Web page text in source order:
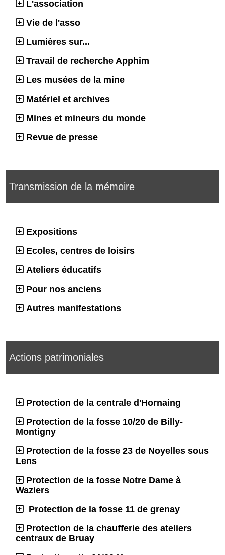
L'association
Vie de l'asso
Lumières sur...
Travail de recherche Apphim
Les musées de la mine
Matériel et archives
Mines et mineurs du monde
Revue de presse
Transmission de la mémoire
Expositions
Ecoles, centres de loisirs
Ateliers éducatifs
Pour nos anciens
Autres manifestations
Actions patrimoniales
Protection de la centrale d'Hornaing
Protection de la fosse 10/20 de Billy-
Montigny
Protection de la fosse 23 de Noyelles sous
Lens
Protection de la fosse Notre Dame à
Waziers
Protection de la fosse 11 de grenay
Protection de la chaufferie des ateliers
centraux de Bruay